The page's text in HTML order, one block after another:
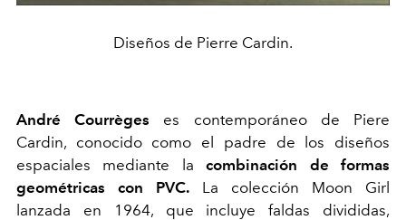
Diseños de Pierre Cardin.
André Courrèges es contemporáneo de Piere
Cardin, conocido como el padre de los diseños
espaciales mediante lacombinación de formas
geométricas con PVC. La colección Moon Girl
lanzada en 1964, que incluye faldas divididas,